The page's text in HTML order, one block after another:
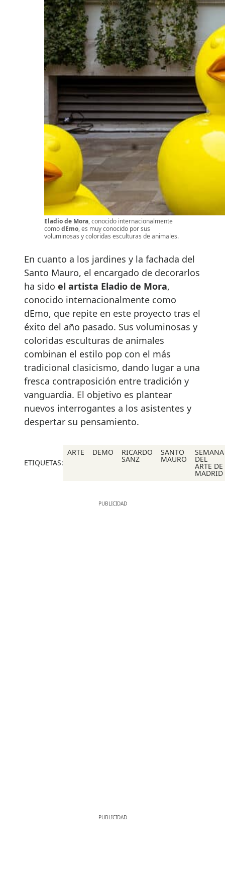
Eladio de Mora, conocido internacionalmente
comodEmo, es muy conocido por sus
voluminosas y coloridas esculturas de animales.
En cuanto a los jardines y la fachada del
Santo Mauro, el encargado de decorarlos
ha sido el artista Eladio de Mora,
conocido internacionalmente como
dEmo, que repite en este proyecto tras el
éxito del año pasado. Sus voluminosas y
coloridas esculturas de animales
combinan el estilo pop con el más
tradicional clasicismo, dando lugar a una
fresca contraposición entre tradición y
vanguardia. El objetivo es plantear
nuevos interrogantes a los asistentes y
despertar su pensamiento.
ETIQUETAS:
ARTE DEMO RICARDO
SANZ
SANTO
MAURO
SEMANA
DEL
ARTE DE
MADRID